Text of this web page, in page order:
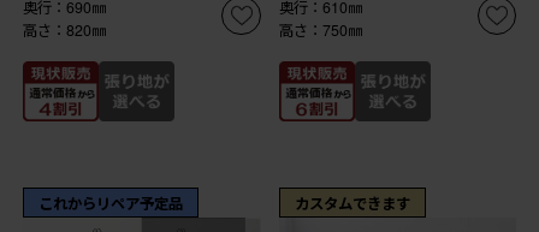
奥行：690㎜
高さ：820㎜
奥行：610㎜
高さ：750㎜
これからリペア予定品 カスタムできます